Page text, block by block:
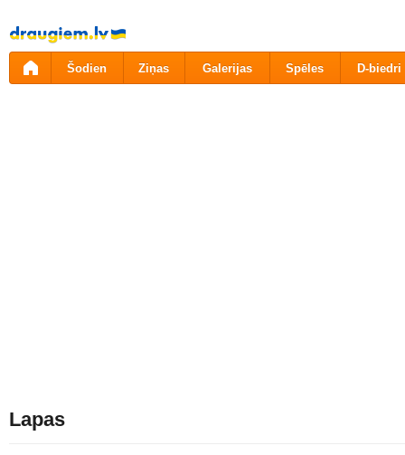
Pāriet
uz
saturu
Šodien Ziņas Galerijas Spēles D-biedri
Lapas